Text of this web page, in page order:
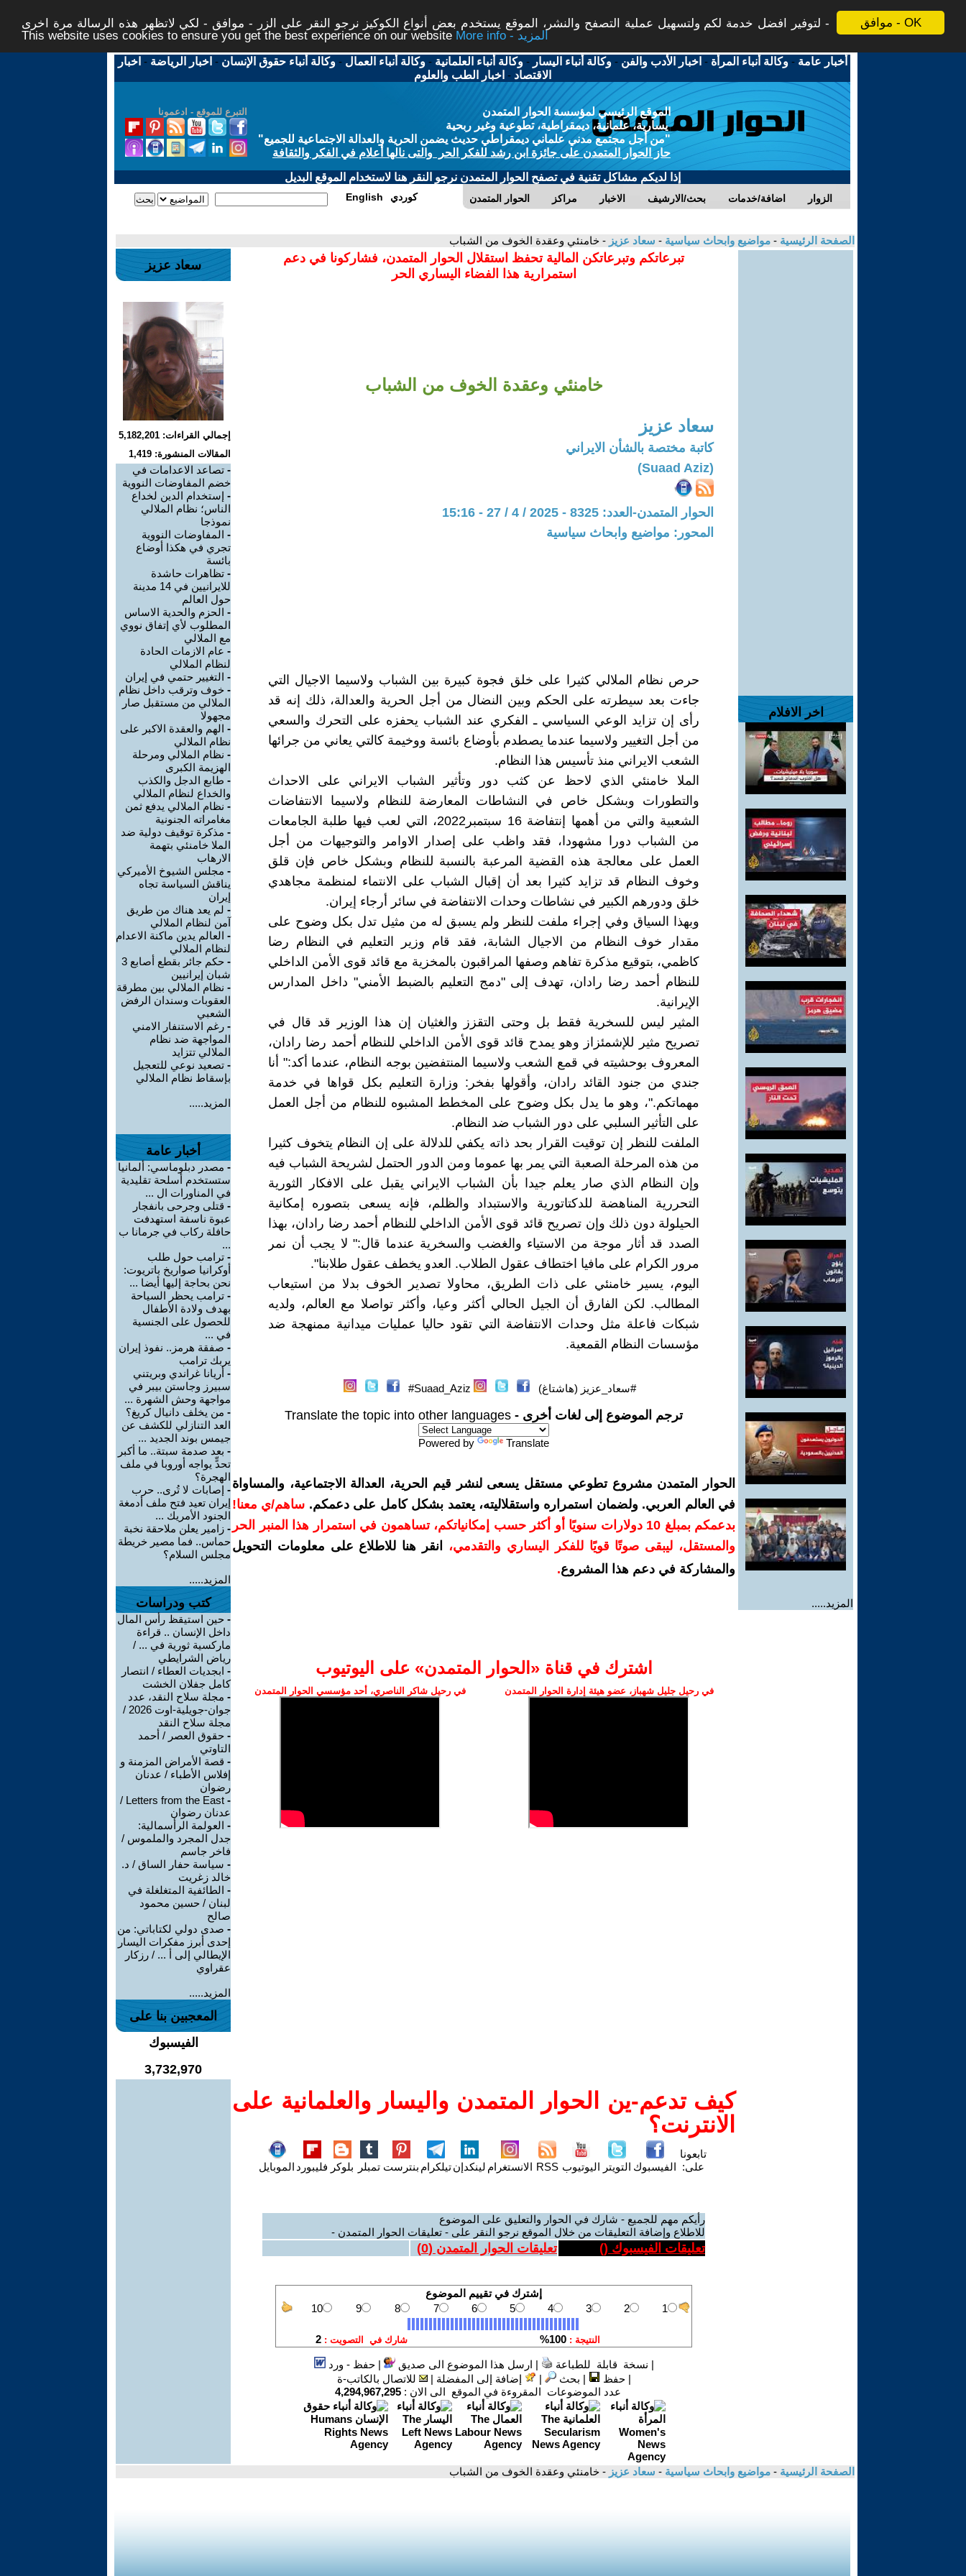
موافق - OK
لتوفير افضل خدمة لكم ولتسهيل عملية التصفح والنشر، الموقع يستخدم بعض أنواع الكوكيز نرجو النقر على الزر - موافق - لكي لاتظهر هذه الرسالة مرة اخرى -
This website uses cookies to ensure you get the best experience on our website
More info - المزيد
أخبار عامة -وكالة أنباء المرأة - اخبار الأدب والفن -وكالة أنباء اليسار -وكالة أنباء العلمانية -وكالة أنباء العمال -وكالة أنباء حقوق الإنسان - اخبار الرياضة - اخبار
الاقتصاد - اخبار الطب والعلوم
التبرع للموقع - ادعمونا
الموقع الرئيسي لمؤسسة الحوار المتمدن
يسارية، علمانية، ديمقراطية، تطوعية وغير ربحية
"من أجل مجتمع مدني علماني ديمقراطي حديث يضمن الحرية والعدالة الاجتماعية للجميع"
حاز الحوار المتمدن على جائزة ابن رشد للفكر الحر والتى نالها أعلام في الفكر والثقافة
إذا لديكم مشاكل تقنية في تصفح الحوار المتمدن نرجو النقر هنا لاستخدام الموقع البديل
الحوار المتمدن مراكز الاخبار بحث/الارشيف اضافة/خدمات الزوار English كوردي
الصفحة الرئيسية - مواضيع وابحاث سياسية - سعاد عزيز - خامنئي وعقدة الخوف من الشباب
اخر الافلام
المزيد.....
تبرعاتكم وتبرعاتكن المالية تحفظ استقلال الحوار المتمدن، فشاركونا في دعم
استمرارية هذا الفضاء اليساري الحر
خامنئي وعقدة الخوف من الشباب
سعاد عزيز
کاتبة مختصة بالشأن الايراني
(Suaad Aziz)
الحوار المتمدن-العدد: 8325 - 2025 / 4 / 27 - 15:16
المحور: مواضيع وابحاث سياسية
حرص نظام الملالي کثيرا على خلق فجوة کبيرة بين الشباب ولاسيما الاجيال التي
جاءت بعد سيطرته على الحکم وبين النضال من أجل الحرية والعدالة، ذلك إنه قد
رأى إن تزايد الوعي السياسي ـ الفکري عند الشباب يحفزه على التحرك والسعي
من أجل التغيير ولاسيما عندما يصطدم بأوضاع بائسة ووخيمة کالتي يعاني من جرائها
الشعب الايراني منذ تأسيس هذا النظام.
الملا خامنئي الذي لاحظ عن کثب دور وتأثير الشباب الايراني على الاحداث
والتطورات وبشکل خاص في النشاطات المعارضة للنظام ولاسيما الانتفاضات
الشعبية والتي من أهمها إنتفاضة 16 سبتمبر2022، التي لعب فيها طلبة الجامعات
من الشباب دورا مشهودا، فقد واظب على إصدار الاوامر والتوجيهات من أجل
العمل على معالجة هذه القضية المرعبة بالنسبة للنظام وبشکل خاص فإن قلق
وخوف النظام قد تزايد کثيرا بعد أن إقبال الشباب على الانتماء لمنظمة مجاهدي
خلق ودورهم الکبير في نشاطات وحدات الانتفاضة في سائر أرجاء إيران.
وبهذا السياق وفي إجراء ملفت للنظر ولم يسبق له من مثيل تدل بکل وضوح على
مقدار خوف النظام من الاجيال الشابة، فقد قام وزير التعليم في النظام رضا
کاظمي، بتوقيع مذکرة تفاهم وصفها المراقبون بالمخزية مع قائد قوى الأمن الداخلي
للنظام أحمد رضا رادان، تهدف إلى "دمج التعليم بالضبط الأمني" داخل المدارس
الإيرانية.
المثير ليس للسخرية فقط بل وحتى التقزز والغثيان إن هذا الوزير قد قال في
تصريح مثير للإشمئزاز وهو يمدح قائد قوى الأمن الداخلي للنظام أحمد رضا رادان،
المعروف بوحشيته في قمع الشعب ولاسيما المنتفضين بوجه النظام، عندما أکد:" أنا
جندي من جنود القائد رادان، وأقولها بفخر: وزارة التعليم بكل قواها في خدمة
مهماتكم."، وهو ما يدل بکل وضوح على المخطط المشبوه للنظام من أجل العمل
على التأثير السلبي على دور الشباب ضد النظام.
الملفت للنظر إن توقيت القرار بحد ذاته يکفي للدلالة على إن النظام يتخوف کثيرا
من هذه المرحلة الصعبة التي يمر بها عموما ومن الدور الحتمل لشريحة الشباب فيه
وإن النظام الذي صار يعلم جيدا بأن الشباب الايراني يقبل على الافکار الثورية
التحررية المناهضة للدکتاتورية والاستبداد والظلم، فإنه يسعى بتصوره إمکانية
الحيلولة دون ذلك وإن تصريح قائد قوى الأمن الداخلي للنظام أحمد رضا رادان، بهذا
الصدد قد أثار موجة من الاستياء والغضب والسخرية عندما قال:" لا يجب أن نمر
مرور الكرام على مافيا اختطاف عقول الطلاب. العدو يخطف عقول طلابنا".
اليوم، يسير خامنئي على ذات الطريق، محاولا تصدير الخوف بدلا من استيعاب
المطالب. لكن الفارق أن الجيل الحالي أكثر وعيا، وأكثر تواصلا مع العالم، ولديه
شبكات فاعلة مثل وحدات الانتفاضة التي تقود حاليا عمليات ميدانية ممنهجة ضد
مؤسسات النظام القمعية.
#سعاد_عزيز (هاشتاغ) Suaad_Aziz#
ترجم الموضوع إلى لغات أخرى - Translate the topic into other languages
Powered by Translate
الحوار المتمدن مشروع تطوعي مستقل يسعى لنشر قيم الحرية، العدالة الاجتماعية، والمساواة
في العالم العربي. ولضمان استمراره واستقلاليته، يعتمد بشكل كامل على دعمكم. ساهم/ي معنا!
بدعمكم بمبلغ 10 دولارات سنويًا أو أكثر حسب إمكانياتكم، تساهمون في استمرار هذا المنبر الحر
والمستقل، ليبقى صوتًا قويًا للفكر اليساري والتقدمي،
انقر هنا للاطلاع على معلومات التحويل
والمشاركة في دعم هذا المشروع.
اشترك في قناة ‫«الحوار المتمدن» على اليوتيوب
في رحيل جليل شهباز، عضو هيئة إدارة الحوار المتمدن في رحيل شاكر الناصري، أحد مؤسسي الحوار المتمدن
كيف تدعم-ين الحوار المتمدن واليسار والعلمانية على
الانترنت؟
تابعونا
على: الفيسبوك التويتر اليوتيوب RSS الانستغرام لينكدإنتيلكرام بنترست تمبلر بلوكر فليبورد الموبايل
رأيكم مهم للجميع - شارك في الحوار والتعليق على الموضوع
للاطلاع وإضافة التعليقات من خلال الموقع نرجو النقر على - تعليقات الحوار المتمدن -
تعليقات الفيسبوك () تعليقات الحوار المتمدن (0
)
| نسخة قابلة للطباعة | ارسل هذا الموضوع الى صديق |حفظ - ورد
|حفظ | بحث | إضافة إلى المفضلة |
للاتصال بالكاتب-ة
عدد الموضوعات المقروءة في الموقع الى الان : 4,294,967,295
سعاد عزيز
إجمالي القراءات: 5,182,201
المقالات المنشورة: 1,419
- تصاعد الاعدامات في
خضم المفاوضات النووية
- إستخدام الدين لخداع
الناس؛ نظام الملالي
نموذجا
- المفاوضات النووية
تجري في هکذا أوضاع
بائسة
- تظاهرات حاشدة
للايرانيين في 14 مدينة
حول العالم
- الحزم والحدية الاساس
المطلوب لأي إتفاق نووي
مع الملالي
- عام الازمات الحادة
لنظام الملالي
- التغيير حتمي في إيران
- خوف وترقب داخل نظام
الملالي من مستقبل صار
مجهولا
- الهم والعقدة الاکبر على
نظام الملالي
- نظام الملالي ومرحلة
الهزيمة الکبرى
- طابع الدجل والکذب
والخداع لنظام الملالي
- نظام الملالي يدفع ثمن
مغامراته الجنونية
- مذكرة توقيف دولية ضد
الملا خامنئي بتهمة
الارهاب
- مجلس الشيوخ الأميركي
يناقش السياسة تجاه
إيران
- لم يعد هناك من طريق
آمن لنظام الملالي
- العالم يدين ماکنة الاعدام
لنظام الملالي
-
حکم جائر بقطع أصابع 3
شبان إيرانيين
- نظام الملالي بين مطرقة
العقوبات وسندان الرفض
الشعبي
- رغم الاستنفار الامني
المواجهة ضد نظام
الملالي تتزايد
- تصعيد نوعي للتعجيل
بإسقاط نظام الملالي
المزيد.....
أخبار عامة
- مصدر دبلوماسي: ألمانيا
ستستخدم أسلحة تقليدية
في المناورات ال ...
- قتلى وجرحى بانفجار
عبوة ناسفة استهدفت
حافلة ركاب في جرمانا ب
...
- ترامب حول طلب
أوكرانيا صواريخ باتريوت:
نحن بحاجة إليها أيضا ...
- ترامب يحظر السياحة
بهدف ولادة الأطفال
للحصول على الجنسية
في ...
- صفقة هرمز.. نفوذ إيران
يربك ترامب
- أريانا غراندي وبريتني
سبيرز وجاستن بيبر في
مواجهة وحش الشهرة ...
- من يخلف دانيال كريغ؟
العد التنازلي للكشف عن
جيمس بوند الجديد ...
- بعد صدمة سبتة.. ما أكبر
تحدٍّ يواجه أوروبا في ملف
الهجرة؟
- إصابات لا تُرى.. حرب
إيران تعيد فتح ملف أدمغة
الجنود الأمريك ...
- زامير يعلن ملاحقة نخبة
حماس.. فما مصير خريطة
مجلس السلام؟
المزيد.....
كتب ودراسات
- حين استيقظ رأس المال
داخل الإنسان .. قراءة
ماركسية ثورية في ... /
رياض الشرايطي
- ابجديات العطاء / انتصار
كامل جفلان الخشت
- مجلة سلاح النقد، عدد
جوان-جويلية-اوت 2026 /
مجلة سلاح النقد
- حقوق العصر / أحمد
التاوتي
- قصة الأمراض المزمنة و
إفلاس الأطباء / عدنان
رضوان
-
Letters from the East /
عدنان رضوان
- العولمة الرأسمالية:
جدل المجرد والملموس /
فاخر جاسم
- سياسة حفار الساق / د.
خالد زغريت
- الطائفية المتغلغلة في
لبنان / حسين محمود
صالح
- صدى دولي لكتاباتي: من
إحدى أبرز مفكرات اليسار
الإيطالي إلى أ ... / رزكار
عقراوي
المزيد.....
المعجبين بنا على
الفيسبوك
3,732,970
الصفحة الرئيسية - مواضيع وابحاث سياسية - سعاد عزيز - خامنئي وعقدة الخوف من الشباب